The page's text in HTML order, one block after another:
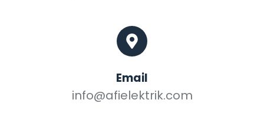
Email
info@afielektrik.com